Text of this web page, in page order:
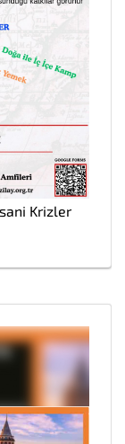
Krizler